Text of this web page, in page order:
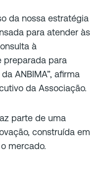
da nossa estratégia
para atender às
à
preparada para
ANBIMA”, afirma
da Associação.
parte de uma
construída em
mercado.